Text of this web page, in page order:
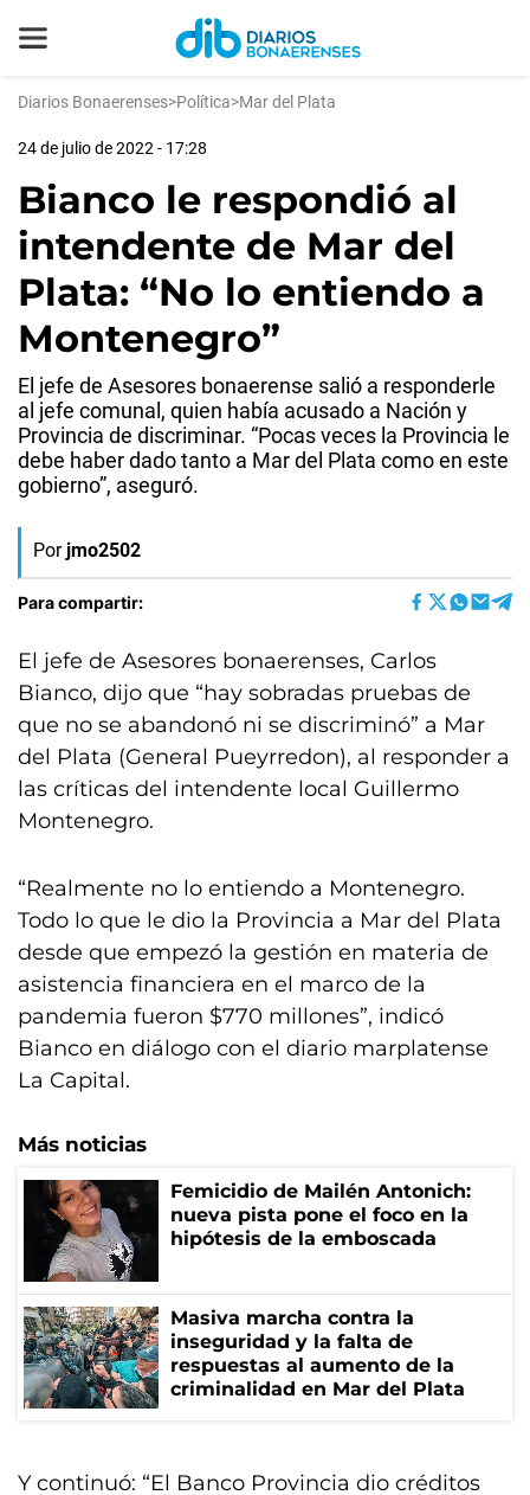
Diarios Bonaerenses>Política>Mar del Plata
24 de julio de 2022 - 17:28
Bianco le respondió al
intendente de Mar del
Plata: “No lo entiendo a
Montenegro”
El jefe de Asesores bonaerense salió a responderle
al jefe comunal, quien había acusado a Nación y
Provincia de discriminar. “Pocas veces la Provincia le
debe haber dado tanto a Mar del Plata como en este
gobierno”, aseguró.
Por jmo2502
Para compartir:
El jefe de Asesores bonaerenses, Carlos
Bianco, dijo que “hay sobradas pruebas de
que no se abandonó ni se discriminó” a Mar
del Plata (General Pueyrredon), al responder a
las críticas del intendente local Guillermo
Montenegro.
“Realmente no lo entiendo a Montenegro.
Todo lo que le dio la Provincia a Mar del Plata
desde que empezó la gestión en materia de
asistencia financiera en el marco de la
pandemia fueron $770 millones”, indicó
Bianco en diálogo con el diario marplatense
La Capital.
Más noticias
Femicidio de Mailén Antonich:
nueva pista pone el foco en la
hipótesis de la emboscada
Masiva marcha contra la
inseguridad y la falta de
respuestas al aumento de la
criminalidad en Mar del Plata
Y continuó: “El Banco Provincia dio créditos